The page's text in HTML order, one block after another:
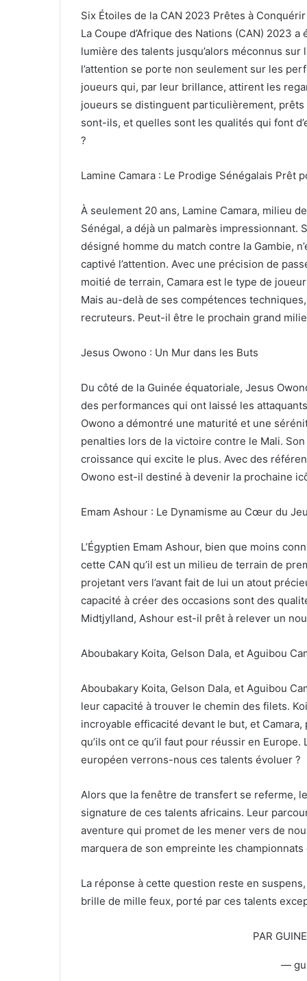
Six Étoiles de la CAN 2023 Prêtes à
La Coupe d’Afrique des Nations (CAN) 2023
lumière des talents jusqu’alors méconnus
l’attention se porte non seulement sur les
joueurs qui, par leur brillance, attirent les
joueurs se distinguent particulièrement,
sont-ils, et quelles sont les qualités qui font
?
Lamine Camara : Le Prodige Sénégalais Prêt
À seulement 20 ans, Lamine Camara, milieu
Sénégal, a déjà un palmarès impressionnant.
désigné homme du match contre la Gambie,
captivé l’attention. Avec une précision de
moitié de terrain, Camara est le type de
Mais au-delà de ses compétences
recruteurs. Peut-il être le prochain grand
Jesus Owono : Un Mur dans les Buts
Du côté de la Guinée équatoriale, Jesus
des performances qui ont laissé les
Owono a démontré une maturité et une
penalties lors de la victoire contre le Mali.
croissance qui excite le plus. Avec des
Owono est-il destiné à devenir la prochaine
Emam Ashour : Le Dynamisme au Cœur du Jeu
L’Égyptien Emam Ashour, bien que moins
cette CAN qu’il est un milieu de terrain de
projetant vers l’avant fait de lui un atout
capacité à créer des occasions sont des
Midtjylland, Ashour est-il prêt à relever un
Aboubakary Koita, Gelson Dala, et Aguibou
Aboubakary Koita, Gelson Dala, et Aguibou
leur capacité à trouver le chemin des filets.
incroyable efficacité devant le but, et
qu’ils ont ce qu’il faut pour réussir en
européen verrons-nous ces talents évoluer ?
Alors que la fenêtre de transfert se referme,
signature de ces talents africains. Leur
aventure qui promet de les mener vers de
marquera de son empreinte les championnats
La réponse à cette question reste en
brille de mille feux, porté par ces talents
PAR
—